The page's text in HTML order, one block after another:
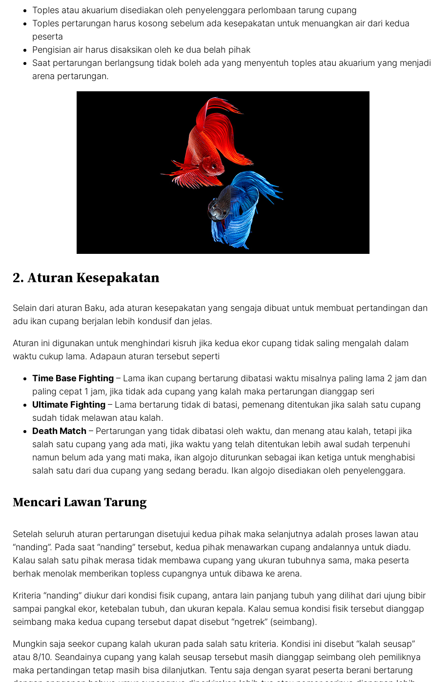
Toples atau akuarium disediakan oleh penyelenggara perlombaan tarung cupang
Toples pertarungan harus kosong sebelum ada kesepakatan untuk menuangkan air dari kedua
peserta
Pengisian air harus disaksikan oleh ke dua belah pihak
Saat pertarungan berlangsung tidak boleh ada yang menyentuh toples atau akuarium yang menjadi
arena pertarungan.
2. Aturan Kesepakatan
Selain dari aturan Baku, ada aturan kesepakatan yang sengaja dibuat untuk membuat pertandingan dan
adu ikan cupang berjalan lebih kondusif dan jelas.
Aturan ini digunakan untuk menghindari kisruh jika kedua ekor cupang tidak saling mengalah dalam
waktu cukup lama. Adapaun aturan tersebut seperti
Time Base Fighting – Lama ikan cupang bertarung dibatasi waktu misalnya paling lama 2 jam dan
paling cepat 1 jam, jika tidak ada cupang yang kalah maka pertarungan dianggap seri
Ultimate Fighting – Lama bertarung tidak di batasi, pemenang ditentukan jika salah satu cupang
sudah tidak melawan atau kalah.
Death Match – Pertarungan yang tidak dibatasi oleh waktu, dan menang atau kalah, tetapi jika
salah satu cupang yang ada mati, jika waktu yang telah ditentukan lebih awal sudah terpenuhi
namun belum ada yang mati maka, ikan algojo diturunkan sebagai ikan ketiga untuk menghabisi
salah satu dari dua cupang yang sedang beradu. Ikan algojo disediakan oleh penyelenggara.
Mencari Lawan Tarung
Setelah seluruh aturan pertarungan disetujui kedua pihak maka selanjutnya adalah proses lawan atau
“nanding”. Pada saat “nanding” tersebut, kedua pihak menawarkan cupang andalannya untuk diadu.
Kalau salah satu pihak merasa tidak membawa cupang yang ukuran tubuhnya sama, maka peserta
berhak menolak memberikan topless cupangnya untuk dibawa ke arena.
Kriteria “nanding” diukur dari kondisi fisik cupang, antara lain panjang tubuh yang dilihat dari ujung bibir
sampai pangkal ekor, ketebalan tubuh, dan ukuran kepala. Kalau semua kondisi fisik tersebut dianggap
seimbang maka kedua cupang tersebut dapat disebut “ngetrek” (seimbang).
Mungkin saja seekor cupang kalah ukuran pada salah satu kriteria. Kondisi ini disebut “kalah seusap”
atau 8/10. Seandainya cupang yang kalah seusap tersebut masih dianggap seimbang oleh pemiliknya
maka pertandingan tetap masih bisa dilanjutkan. Tentu saja dengan syarat peserta berani bertarung